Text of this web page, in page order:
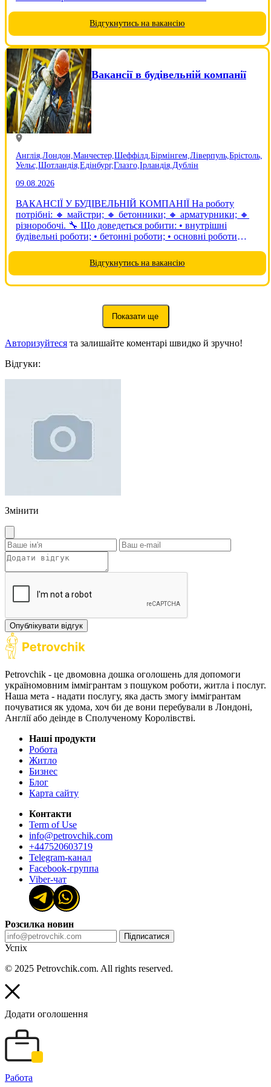
сортування, сканування товару, збір врожаю....
Відгукнутись на вакансію
Вакансії в будівельній компанії
Англія, Лондон, Манчестер, Шеффілд, Бірмінгем, Ліверпуль, Брістоль,
Уельс, Шотландія, Едінбург,Глазго, Ірландія, Дублін
09.08.2026
ВАКАНСІЇ У БУДІВЕЛЬНІЙ КОМПАНІЇ На роботу
потрібні: 🔸 майстри; 🔸 бетонники; 🔸 арматурники; 🔸
різноробочі. 🔧 Що доведеться робити: • внутрішні
будівельні роботи; • бетонні роботи; • основні роботи
до 60 років; • досвід...Відгукнутись на вакансію
Показати ще
Авторизуйтеся та залишайте коментарі швидко й зручно!
Відгуки:
Змінити
Опублікувати відгук
Petrovchik - це двомовна дошка оголошень для допомоги
україномовним іммігрантам з пошуком роботи, житла і послуг.
Наша мета - надати послугу, яка дасть змогу іммігрантам
почуватися як удома, хоч би де вони перебували в Лондоні,
Англії або деінде в Сполученому Королівстві.
Наші продукти
Робота
Житло
Бизнес
Блог
Карта сайту
Контакти
Term of Use
info@petrovchik.com
+447520603719
Telegram-канал
Facebook-группа
Viber-чат
Розсилка новин
Підписатися
Успіх
© 2025 Petrovchik.com. All rights reserved.
Додати оголошення
Работа